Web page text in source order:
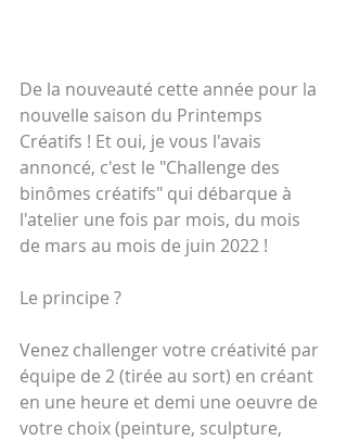
De la nouveauté cette année pour la
nouvelle saison du Printemps
Créatifs ! Et oui, je vous l'avais
annoncé, c'est le "Challenge des
binômes créatifs" qui débarque à
l'atelier une fois par mois, du mois
de mars au mois de juin 2022 !
Le principe ?
Venez challenger votre créativité par
équipe de 2 (tirée au sort) en créant
en une heure et demi une oeuvre de
votre choix (peinture, sculpture,